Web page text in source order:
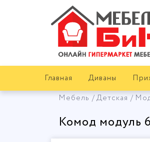
Главная Диваны
Мебель
Детская
Комод модуль